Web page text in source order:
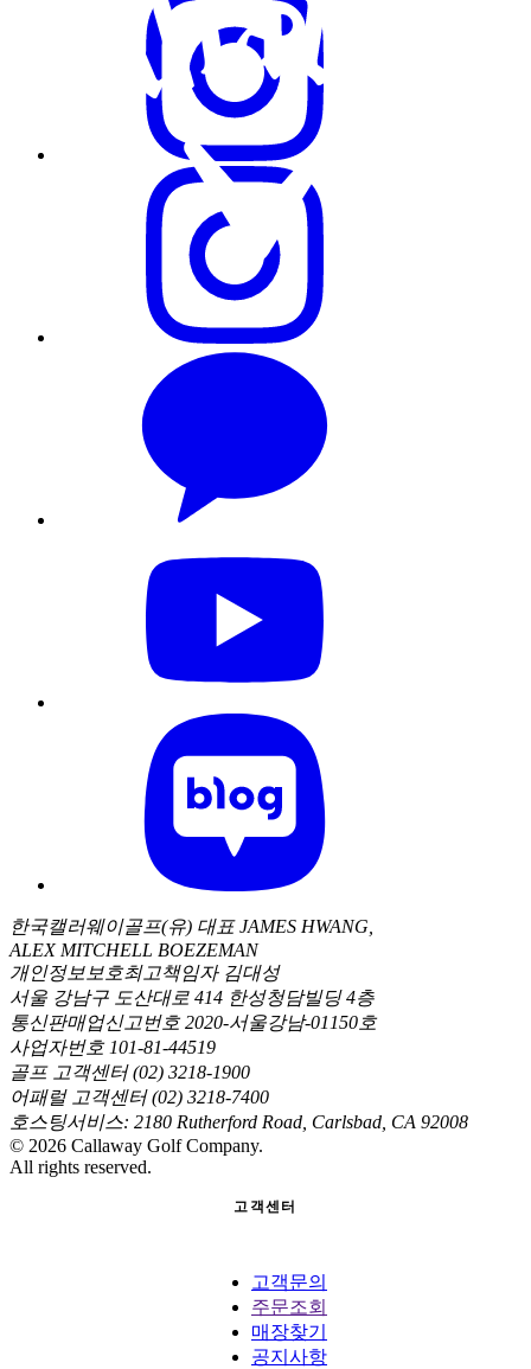
한국캘러웨이골프(유) 대표 JAMES HWANG,
ALEX MITCHELL BOEZEMAN
개인정보보호최고책임자 김대성
서울 강남구 도산대로 414 한성청담빌딩 4층
통신판매업신고번호 2020-서울강남-01150호
사업자번호 101-81-44519
골프 고객센터 (02) 3218-1900
어패럴 고객센터 (02) 3218-7400
호스팅서비스: 2180 Rutherford Road, Carlsbad, CA 92008
© 2026 Callaway Golf Company.
All rights reserved.
고객센터
고객문의
주문조회
매장찾기
공지사항